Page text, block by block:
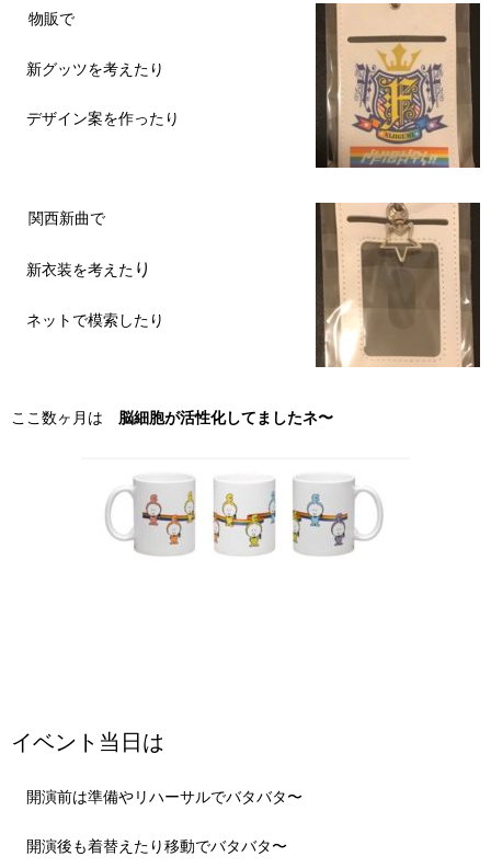
物販で
新グッツを考えたり
デザイン案を作ったり
関西新曲で
新衣装を考えた り
ネットで模索したり
ここ数ヶ月は 脳細胞が活性化してましたネ〜
イベント当日は
開演前は準備やリハーサルでバタバタ〜
開演後も着替えたり移動でバタバタ〜